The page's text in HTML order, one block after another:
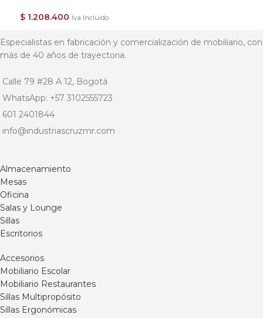
$ 1.208.400 Iva Incluido
Especialistas en fabricación y comercialización de mobiliario, con
más de 40 años de trayectoria.
Calle 79 #28 A 12, Bogotá
WhatsApp: +57 3102555723
601 2401844
info@industriascruzmr.com
Almacenamiento
Mesas
Oficina
Salas y Lounge
Sillas
Escritorios
Accesorios
Mobiliario Escolar
Mobiliario Restaurantes
Sillas Multipropósito
Sillas Ergonómicas